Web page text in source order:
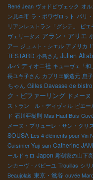
René Jean ヴォドピヴェック オ
ン見本市 ラ・ポワヴロット パリ
リアンレストラン「グシテ」
ピエ
ヴェリータス アラン・アリエ
アー ジュスト・シエル アメリカ
TESTARD 小島さん Julien
ルパ ディオニ社 キューヴェ「和」
長ユキ子さん カプリエ醸造元 息
ちゃん Gilles Davasse de
ク・ピファーリング ドメー
ストラン ル・ディヴィル ピエー
ド 石川亜樹則 Mas Haut Buis
メーヌ・プリューレ・サン・クリ
SOUSA Les 4 éléments pour Vin
Cuisinier Yuji san Catherine
ールドゥロ Japon 彫刻家の山下
ンカーヴ・パピーユ Trouillas シリ
Beaujolais 東京・鴬谷 cuvée